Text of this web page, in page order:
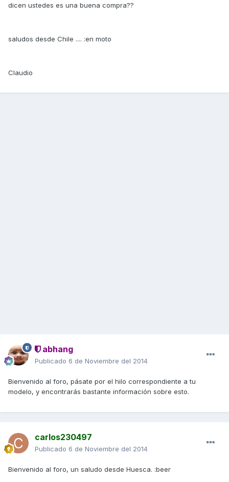
dicen ustedes es una buena compra??
saludos desde Chile .... :en moto
Claudio
abhang
Publicado 6 de Noviembre del 2014
Bienvenido al foro, pásate por el hilo correspondiente a tu
modelo, y encontrarás bastante información sobre esto.
carlos230497
Publicado 6 de Noviembre del 2014
Bienvenido al foro, un saludo desde Huesca. :beer